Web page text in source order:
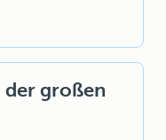
der großen